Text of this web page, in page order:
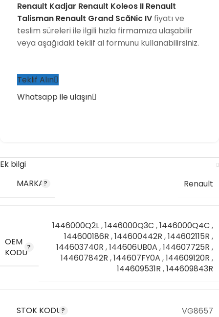
Renault Kadjar Renault Koleos II Renault
Talisman Renault Grand ScãNic IV fiyatı ve
teslim süreleri ile ilgili hızla firmamıza ulaşabilir
veya aşağıdaki teklif al formunu kullanabilirsiniz.
Teklif Alın
Whatsapp ile ulaşın
Ek bilgi
MARKA
Renault
OEM
KODU
1446000Q2L,1446000Q3C ,1446000Q4C ,
144600186R ,144600442R ,144602115R ,
144603740R ,144606UB0A ,144607725R ,
144607842R ,144607FY0A ,144609120R ,
144609531R ,144609843R
STOK KODU VG8657